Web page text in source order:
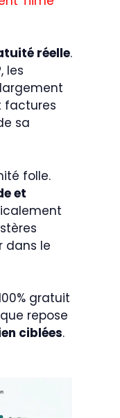
réelle.
les
factures
sa
folle.
et
dans le
gratuit
repose
ciblées.